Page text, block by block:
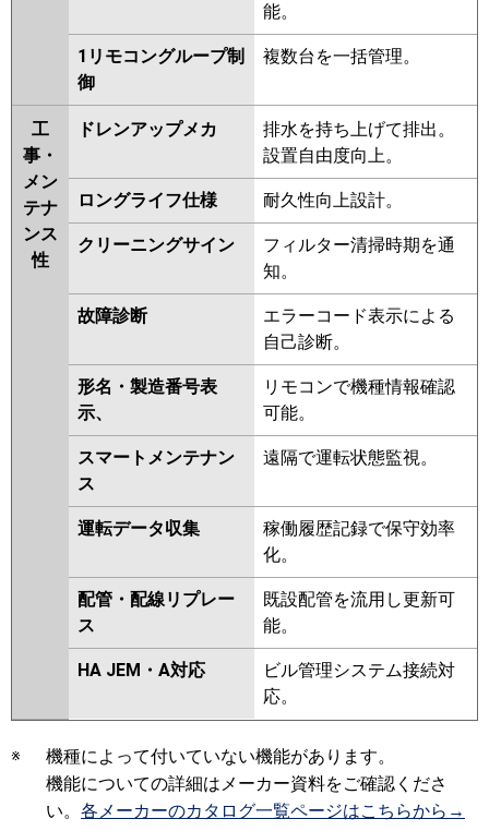
能。
1リモコングループ制
御
複数台を一括管理。
工
事・
メン
テナ
ンス
性
ドレンアップメカ
排水を持ち上げて排出。
設置自由度向上。
ロングライフ仕様 耐久性向上設計。
クリーニングサイン
フィルター清掃時期を通
知。
故障診断
エラーコード表示による
自己診断。
形名・製造番号表
示、
リモコンで機種情報確認
可能。
スマートメンテナン
ス
遠隔で運転状態監視。
運転データ収集
稼働履歴記録で保守効率
化。
配管・配線リプレー
ス
既設配管を流用し更新可
能。
HA JEM・A対応
ビル管理システム接続対
応。
※
機種によって付いていない機能があります。
機能についての詳細はメーカー資料をご確認くださ
い。 各メーカーのカタログ一覧ページはこちらから→